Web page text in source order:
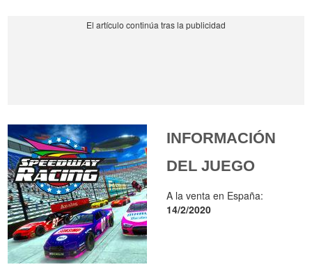
INFORMACIÓN
DEL JUEGO
A la venta en España:
14/2/2020